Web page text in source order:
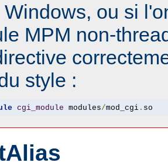
Windows, ou si
MPM non-
style :
cgi_module modules/mod_cgi. so